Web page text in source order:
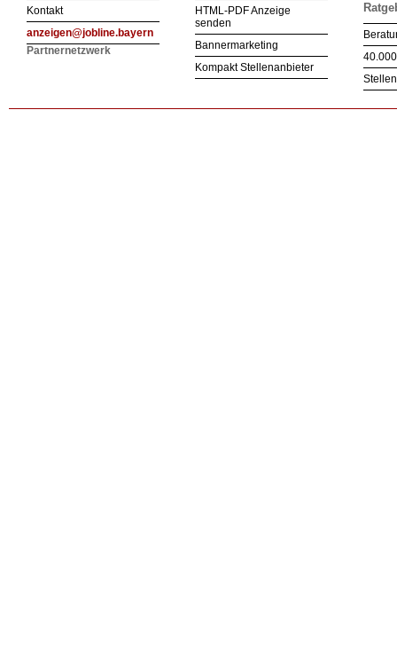
Kontakt
anzeigen@jobline.bayern
Partnernetzwerk
HTML-PDF Anzeige
senden
Bannermarketing
Kompakt Stellenanbieter